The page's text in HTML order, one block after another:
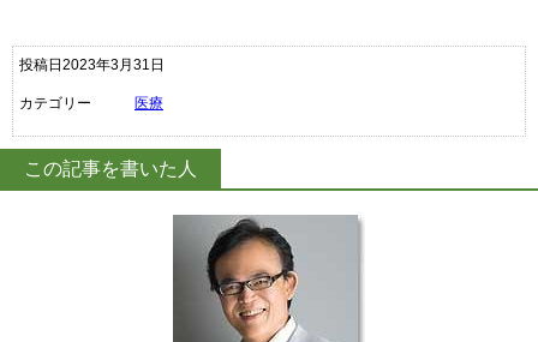
投稿日2023年3月31日
カテゴリー 医療
この記事を書いた人